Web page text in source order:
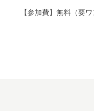
【参加費】無料（要